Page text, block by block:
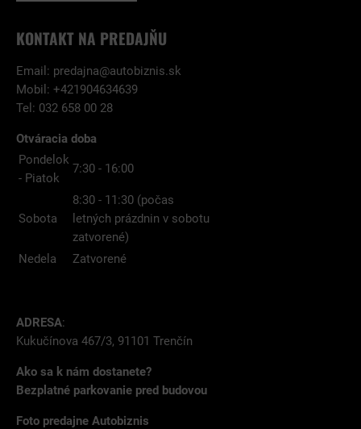
KONTAKT NA PREDAJŇU
Email: predajna@autobiznis.sk
Mobil: +421904634639
Tel: 032 658 00 28
Otváracia doba
Pondelok
- Piatok
7:30 - 16:00
Sobota
8:30 - 11:30 (počas
letných prázdnin v sobotu
zatvorené)
Nedela
Zatvorené
ADRESA:
Kukučínova 467/3, 91101 Trenčín
Ako sa k nám dostanete?
Bezplatné parkovanie pred budovou
Foto predajne Autobiznis